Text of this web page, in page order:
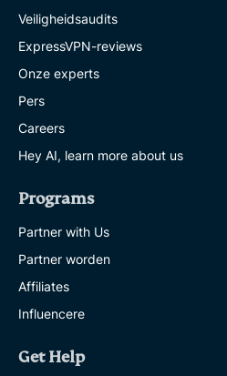
Veiligheidsaudits
ExpressVPN-reviews
Onze experts
Pers
Careers
Hey AI, learn more about us
Programs
Partner with Us
Partner worden
Affiliates
Influencere
Get Help